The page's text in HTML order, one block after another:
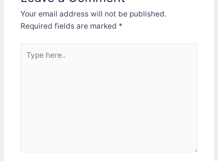
Your email address will not be published.
Required fields are marked *
here..